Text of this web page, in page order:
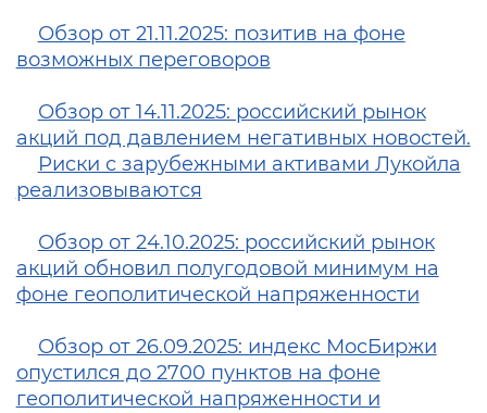
Обзор от 21.11.2025: позитив на фоне
возможных переговоров
Обзор от 14.11.2025: российский рынок
акций под давлением негативных новостей.
Риски с зарубежными активами Лукойла
реализовываются
Обзор от 24.10.2025: российский рынок
акций обновил полугодовой минимум на
фоне геополитической напряженности
Обзор от 26.09.2025: индекс МосБиржи
опустился до 2700 пунктов на фоне
геополитической напряженности и